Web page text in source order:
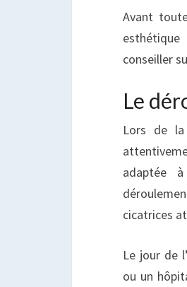
Avant
conseiller
Le
Lors de la
adaptée
cicatrices
Le jour de
ou un